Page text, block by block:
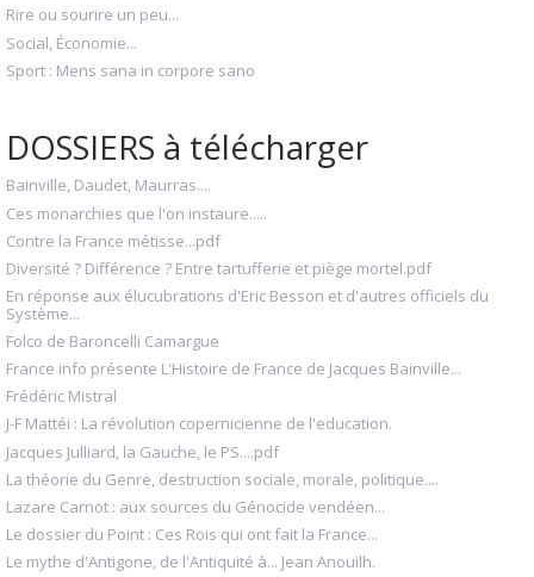
Rire ou sourire un peu...
Social, Économie...
Sport : Mens sana in corpore sano
DOSSIERS à télécharger
Bainville, Daudet, Maurras....
Ces monarchies que l'on instaure.....
Contre la France métisse...pdf
Diversité ? Différence ? Entre tartufferie et piège mortel.pdf
En réponse aux élucubrations d'Eric Besson et d'autres officiels du
Système...
Folco de Baroncelli Camargue
France info présente L'Histoire de France de Jacques Bainville...
Frédéric Mistral
J-F Mattéi : La révolution copernicienne de l'education.
Jacques Julliard, la Gauche, le PS....pdf
La théorie du Genre, destruction sociale, morale, politique....
Lazare Carnot : aux sources du Génocide vendéen...
Le dossier du Point : Ces Rois qui ont fait la France...
Le mythe d'Antigone, de l'Antiquité à... Jean Anouilh.